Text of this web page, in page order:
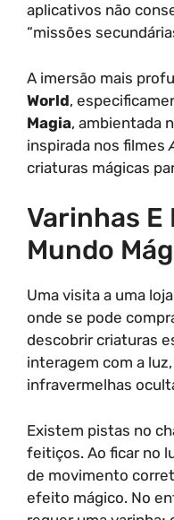
aplicativos não
“missões
A imersão mais
World,
Magia, ambientada
inspirada nos filmes
criaturas mágicas
Varinhas E
Mundo
Uma visita a uma
onde se pode
descobrir criaturas
interagem com a
infravermelhas
Existem pistas no
feitiços. Ao ficar no
de movimento
efeito mágico. No